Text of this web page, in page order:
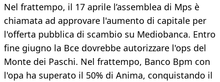
Nel frattempo, il 17 aprile l’assemblea di Mps è
chiamata ad approvare l'aumento di capitale per
l'offerta pubblica di scambio su Mediobanca. Entro
fine giugno la Bce dovrebbe autorizzare l'ops del
Monte dei Paschi. Nel frattempo, Banco Bpm con
l'opa ha superato il 50% di Anima, conquistando il